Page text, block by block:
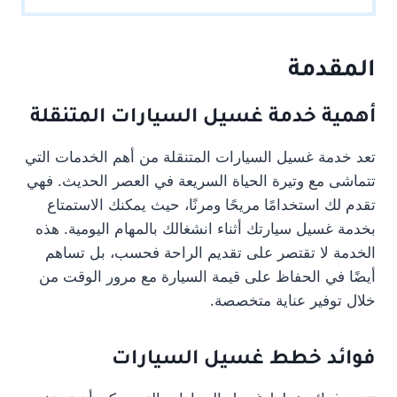
المقدمة
أهمية خدمة غسيل السيارات المتنقلة
تعد خدمة غسيل السيارات المتنقلة من أهم الخدمات التي
تتماشى مع وتيرة الحياة السريعة في العصر الحديث. فهي
تقدم لك استخدامًا مريحًا ومرنًا، حيث يمكنك الاستمتاع
بخدمة غسيل سيارتك أثناء انشغالك بالمهام اليومية. هذه
الخدمة لا تقتصر على تقديم الراحة فحسب، بل تساهم
أيضًا في الحفاظ على قيمة السيارة مع مرور الوقت من
خلال توفير عناية متخصصة.
فوائد خطط غسيل السيارات